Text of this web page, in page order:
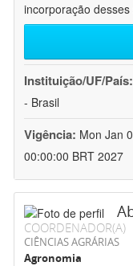
incorporação desses
Instituição/UF/País:
- Brasil
Vigência: Mon Jan
00:00:00 BRT 2027
COORDENADOR(A)
CIÊNCIAS AGRÁRIAS
Agronomia